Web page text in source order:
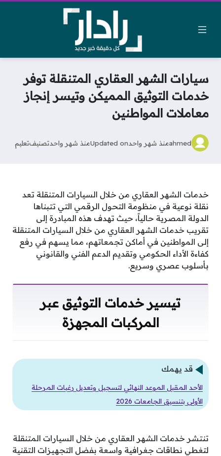
سيارات الشهر العقاري المتنقلة توفر
خدمات التوثيق المميكن وتيسر إنجاز
معاملات المواطنين
ahmedمنذ شهر واحدUpdated onمنذ شهر واحدتصنيفتعليم
خدمات الشهر العقاري من خلال السيارات المتنقلة تعد
نقلة نوعية في منظومة التحول الرقمي التي تتبناها
الدولة المصرية حالياً، حيث تهدف هذه المبادرة إلى
تقريب خدمات الشهر العقاري من خلال السيارات المتنقلة
إلى المواطنين في أماكن تجمعاتهم، مما يسهم في رفع
كفاءة الأداء الحكومي وتقديم الدعم الفني والقانوني
بأسلوب عصري وسريع.
تيسير خدمات التوثيق عبر
المركبات المجهزة
قد يهمك
الأحد المقبل الموعد النهائي لتسجيل وتعديل رغبات المرحلة
الأولى بتنسيق الجامعات 2026
تنتشر خدمات الشهر العقاري من خلال السيارات المتنقلة
لتغطي نطاقات جغرافية واسعة بفضل التجهيزات التقنية